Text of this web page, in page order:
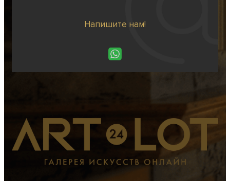
Напишите нам!